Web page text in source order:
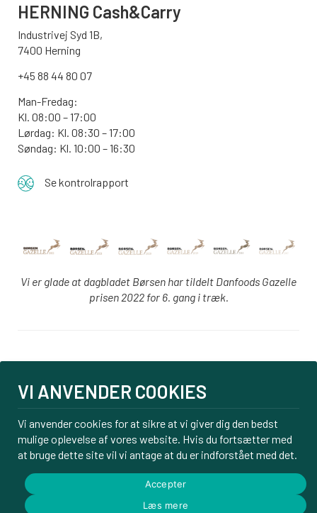
HERNING Cash&Carry
Industrivej Syd 1B,
7400 Herning
+45 88 44 80 07
Man-Fredag:
Kl. 08:00 – 17:00
Lørdag: Kl. 08:30 – 17:00
Søndag: Kl. 10:00 – 16:30
Se kontrolrapport
Vi er glade at dagbladet Børsen har tildelt Danfoods Gazelle
prisen 2022 for 6. gang i træk.
PBS tilmelding
Om os
Kontakt
Handelsbetingelser
Privatlivspolitik
VI ANVENDER COOKIES
Vi anvender cookies for at sikre at vi giver dig den bedst
mulige oplevelse af vores website. Hvis du fortsætter med
at bruge dette site vil vi antage at du er indforstået med det.
Accepter
Læs mere